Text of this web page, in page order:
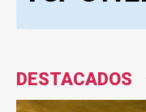
DESTACADOS